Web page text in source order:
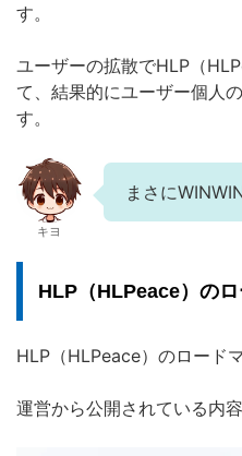
す。
ユーザーの拡散でHLP（
て、結果的にユーザー個人
す。
キヨ
まさに
HLP（HLPeace）の
HLP（HLPeace）のロード
運営から公開されている内